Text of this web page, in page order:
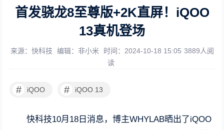
首发骁龙8至尊版+2K直屏！iQOO
13真机登场
来源：快科技 编辑：非小米 时间：2024-10-18 15:05 3889人阅
读
# iQOO # iQOO 13
快科技10月18日消息，博主WHYLAB晒出了iQOO